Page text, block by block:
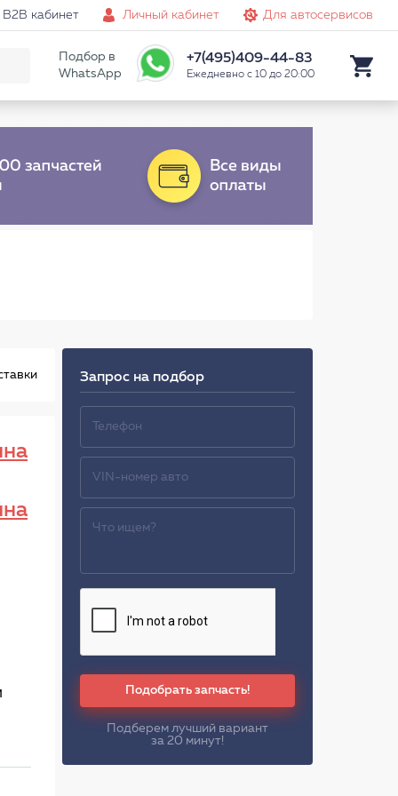
B2B кабинет Личный кабинет Для автосервисов
Подбор в
WhatsApp
+7(495)409-44-83
Ежедневно с 10 до 20:00
Запрос на подбор
Подобрать запчасть!
Подберем лучший вариант
за 20 минут!